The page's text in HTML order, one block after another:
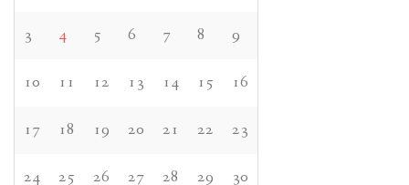
3 4 5 6 7 8 9
10 11 12 13 14 15 16
17 18 19 20 21 22 23
24 25 26 27 28 29 30